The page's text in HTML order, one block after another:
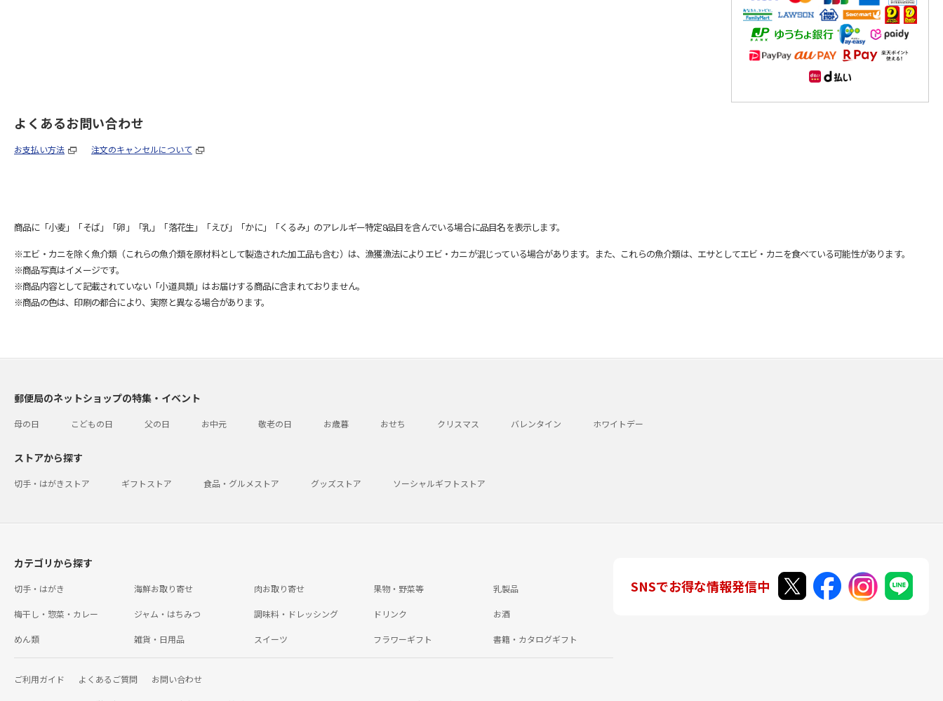
よくあるお問い合わせ
お支払い方法 注文のキャンセルについて
商品に「小麦」「そば」「卵」「乳」「落花生」「えび」「かに」「くるみ」のアレルギー特定8品目を含んでいる場合に品目名を表示します。
※エビ・カニを除く魚介類（これらの魚介類を原材料として製造された加工品も含む）は、漁獲漁法によりエビ・カニが混じっている場合があります。また、これらの魚介類は、エサとしてエビ・カニを食べている可能性があります。
※商品写真はイメージです。
※商品内容として記載されていない「小道具類」はお届けする商品に含まれておりません。
※商品の色は、印刷の都合により、実際と異なる場合があります。
郵便局のネットショップの特集・イベント
母の日 こどもの日 父の日 お中元 敬老の日 お歳暮 おせち クリスマス バレンタイン ホワイトデー
ストアから探す
切手・はがきストア ギフトストア 食品・グルメストア グッズストア ソーシャルギフトストア
カテゴリから探す
切手・はがき 海鮮お取り寄せ 肉お取り寄せ 果物・野菜等 乳製品
梅干し・惣菜・カレー ジャム・はちみつ 調味料・ドレッシング ドリンク お酒
めん類 雑貨・日用品 スイーツ フラワーギフト 書籍・カタログギフト
ご利用ガイド よくあるご質問 お問い合わせ
SNSでお得な情報発信中